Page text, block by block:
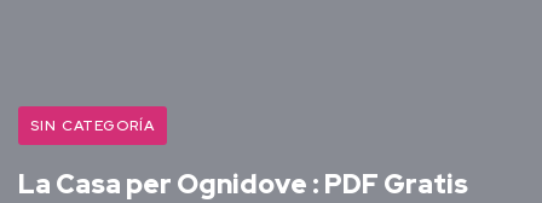
SIN CATEGORÍA
La Casa per Ognidove : PDF Gratis